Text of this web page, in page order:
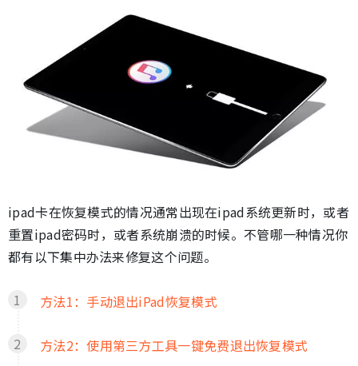
ipad卡在恢复模式的情况通常出现在ipad系统更新时，或者
重置ipad密码时，或者系统崩溃的时候。不管哪一种情况你
都有以下集中办法来修复这个问题。
方法1：手动退出iPad恢复模式
方法2：使用第三方工具一键免费退出恢复模式